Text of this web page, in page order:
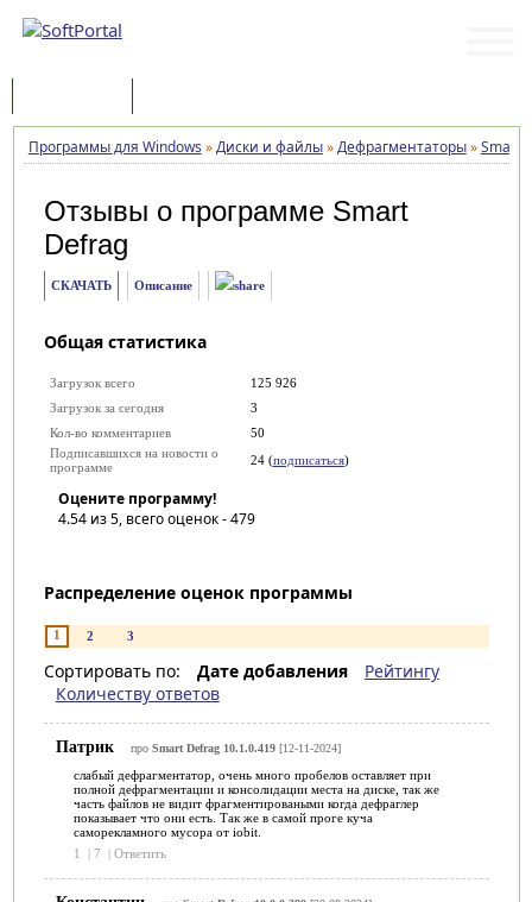
Программы для Windows »Диски и файлы»Дефрагментаторы»Smart
Отзывы о программе Smart
Defrag
СКАЧАТЬ Описание
Общая статистика
Загрузок всего
125 926
Загрузок за сегодня
3
Кол-во комментариев
50
Подписавшихся на новости о
программе
24 (подписаться)
Оцените программу!
4.54из 5, всего оценок -479
Распределение оценок программы
1 2 3
Сортировать по: Дате добавления
Рейтингу
Количеству ответов
Патрик про Smart Defrag 10.1.0.419[12-11-2024]
слабый дефрагментатор, очень много пробелов оставляет при
полной дефрагментации и консолидации места на диске, так же
часть файлов не видит фрагментироваными когда дефраглер
показывает что они есть. Так же в самой проге куча
саморекламного мусора от iobit.
1
| 7 | Ответить